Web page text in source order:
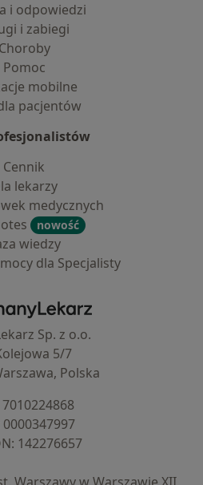
i odpowiedzi
i zabiegi
Choroby
Pomoc
mobilne
pacjentów
Cennik
lekarzy
medycznych
nowość
wiedzy
dla Specjalisty
ZnanyLekarz - Strona główna
Sp. z o.o.
5/7
Polska
⁠0000347997
⁠142276657